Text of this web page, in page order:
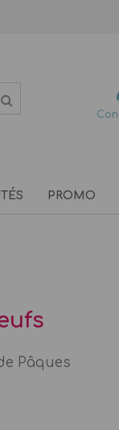
PROMO
Pâques